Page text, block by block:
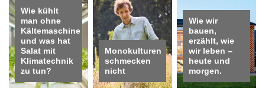
Wie kühlt
man ohne
Kältemaschine
und was hat
Salat mit
Klimatechnik
zu tun?
Monokulturen
schmecken
nicht
Wie wir
bauen,
erzählt, wie
wir leben –
heute und
morgen.